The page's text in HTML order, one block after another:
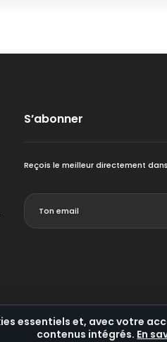
S’abonner
Reçois le meilleur directement
essentiels et, avec votre
contenus intégrés. En